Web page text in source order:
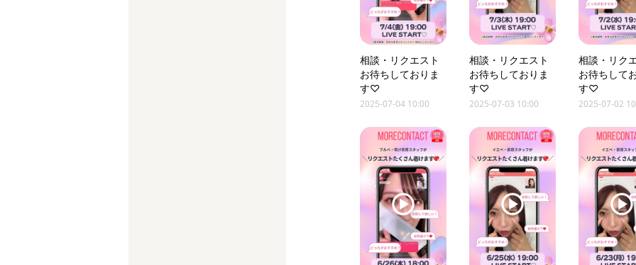
相談・リクエスト
お待ちしておりま
す♡
2025-07-04 10:00
相談・リクエスト
お待ちしておりま
す♡
2025-07-03 10:00
相談・リク
お待ちして
す♡
2025-07-02